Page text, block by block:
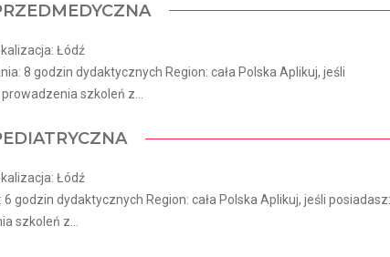
Łódź
8 godzin dydaktycznych Region: cała Polska Aplikuj, jeśli
szkoleń z...
Łódź
godzin dydaktycznych Region: cała Polska Aplikuj, jeśli posiadasz:
szkoleń z...